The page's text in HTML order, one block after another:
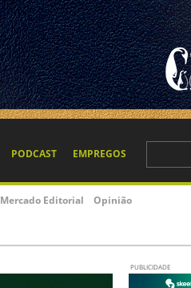
PODCAST EMPREGOS
Mercado Editorial Opinião
PUBLICIDADE